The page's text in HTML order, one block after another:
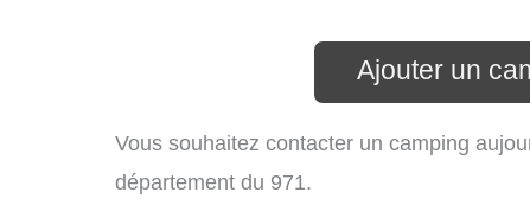
Ajouter un
Vous souhaitez contacter un camping
département du 971.